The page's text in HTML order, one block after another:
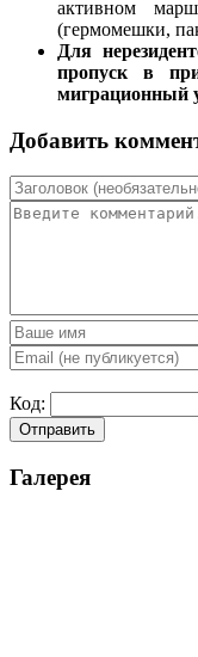
активном
(гермомешки,
Для
пропуск в
миграционный
Добавить
Код:
Отправить
Галерея